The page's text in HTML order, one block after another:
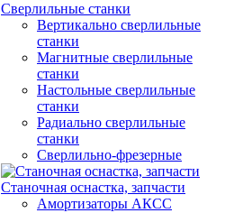
Сверлильные станки
Вертикально сверлильные
станки
Магнитные сверлильные
станки
Настольные сверлильные
станки
Радиально сверлильные
станки
Сверлильно-фрезерные
Станочная оснастка, запчасти
Амортизаторы АКСС